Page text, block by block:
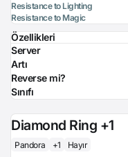
Resistance to Lighting
Resistance to Magic
Özellikleri
Server
Artı
Reverse mi?
Sınıfı
Diamond Ring +1
Pandora +1 Hayır